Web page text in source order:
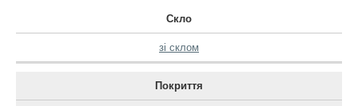
Скло
зі склом
Покриття